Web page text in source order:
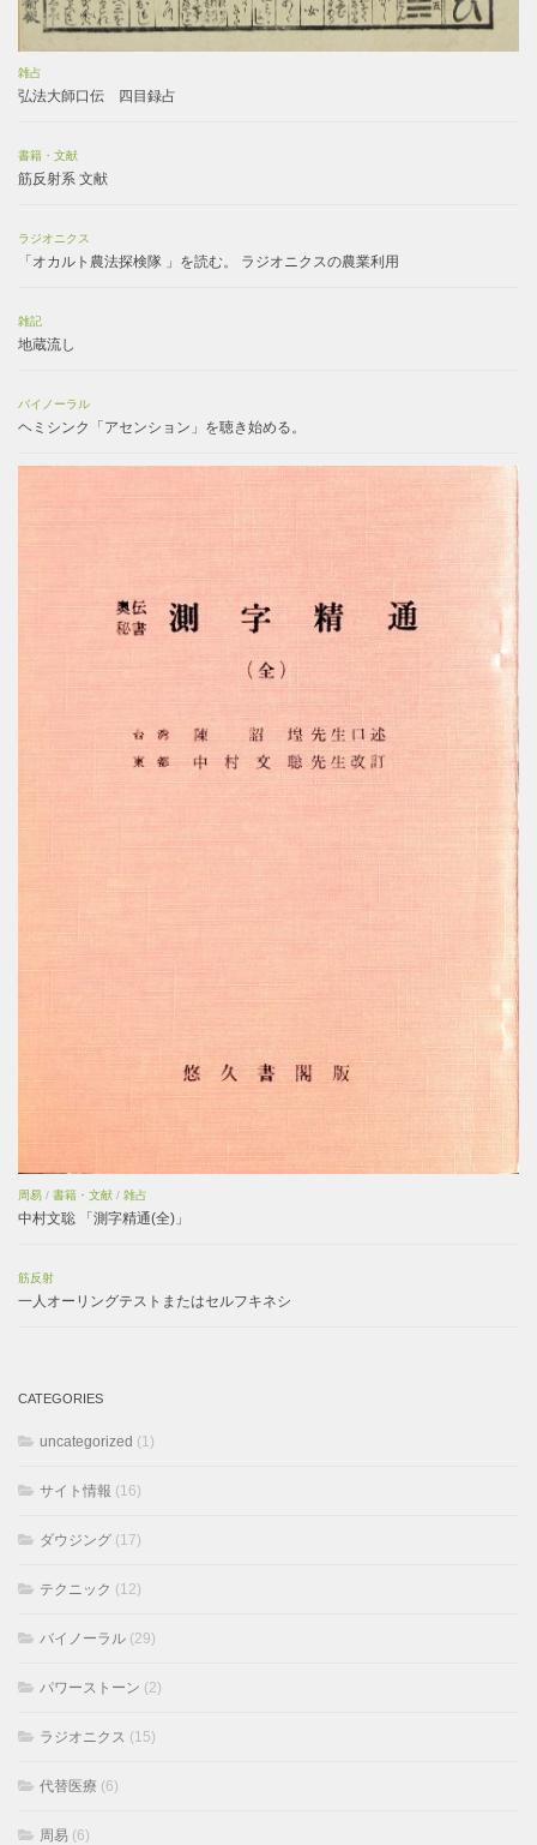
雑占
弘法大師口伝 四目録占
書籍・文献
筋反射系 文献
ラジオニクス
「オカルト農法探検隊 」を読む。 ラジオニクスの農業利用
雑記
地蔵流し
バイノーラル
ヘミシンク「アセンション」を聴き始める。
周易 / 書籍・文献 / 雑占
中村文聡 「測字精通(全)」
筋反射
一人オーリングテストまたはセルフキネシ
CATEGORIES
uncategorized (1)
サイト情報 (16)
ダウジング (17)
テクニック (12)
バイノーラル (29)
パワーストーン (2)
ラジオニクス (15)
代替医療 (6)
周易 (6)